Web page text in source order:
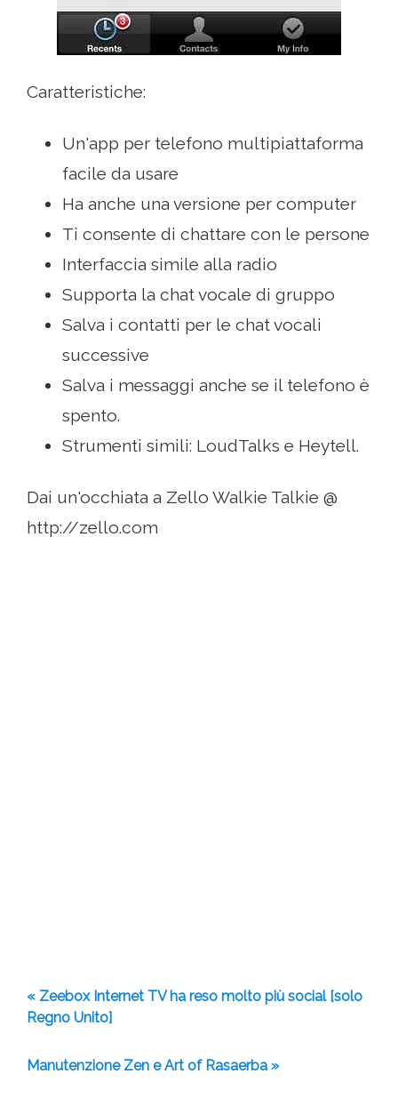
Caratteristiche:
Un'app per telefono multipiattaforma
facile da usare
Ha anche una versione per computer
Ti consente di chattare con le persone
Interfaccia simile alla radio
Supporta la chat vocale di gruppo
Salva i contatti per le chat vocali
successive
Salva i messaggi anche se il telefono è
spento.
Strumenti simili: LoudTalks e Heytell.
Dai un'occhiata a Zello Walkie Talkie @
http://zello.com
« Zeebox Internet TV ha reso molto più social [solo
Regno Unito]
Manutenzione Zen e Art of Rasaerba »